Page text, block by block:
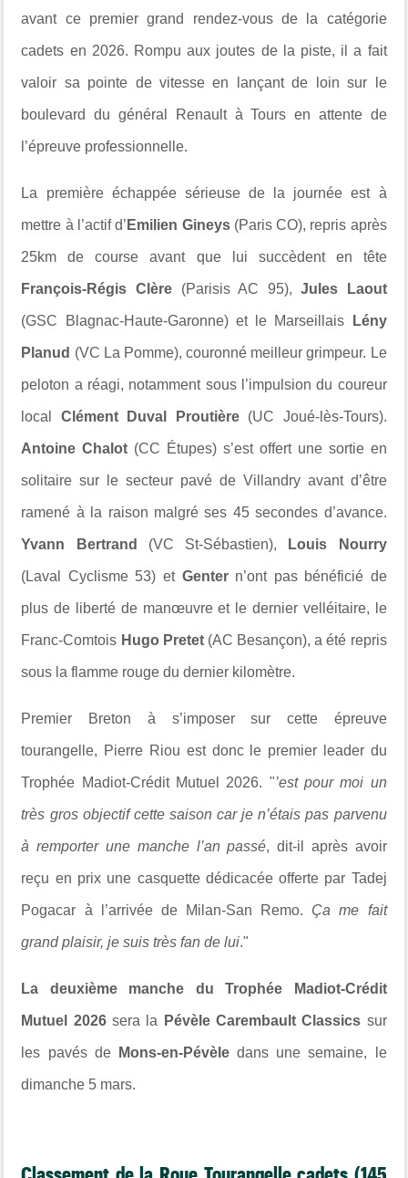
avant ce premier grand rendez-vous de la catégorie
cadets en 2026. Rompu aux joutes de la piste, il a fait
valoir sa pointe de vitesse en lançant de loin sur le
boulevard du général Renault à Tours en attente de
l’épreuve professionnelle.
La première échappée sérieuse de la journée est à
mettre à l’actif d’ Emilien Gineys (Paris CO), repris après
25km de course avant que lui succèdent en tête
François-Régis Clère (Parisis AC 95),Jules Laout
(GSC Blagnac-Haute-Garonne) et le Marseillais Lény
Planud (VC La Pomme), couronné meilleur grimpeur. Le
peloton a réagi, notamment sous l’impulsion du coureur
local Clément Duval Proutière (UC Joué-lès-Tours).
Antoine Chalot (CC Étupes) s’est offert une sortie en
solitaire sur le secteur pavé de Villandry avant d’être
ramené à la raison malgré ses 45 secondes d’avance.
Yvann Bertrand (VC St-Sébastien), Louis Nourry
(Laval Cyclisme 53) et Genter n’ont pas bénéficié de
plus de liberté de manœuvre et le dernier velléitaire, le
Franc-Comtois Hugo Pretet (AC Besançon), a été repris
sous la flamme rouge du dernier kilomètre.
Premier Breton à s’imposer sur cette épreuve
tourangelle, Pierre Riou est donc le premier leader du
Trophée Madiot-Crédit Mutuel 2026. "’est pour moi un
très gros objectif cette saison car je n’étais pas parvenu
à remporter une manche l’an passé, dit-il après avoir
reçu en prix une casquette dédicacée offerte par Tadej
Pogacar à l’arrivée de Milan-San Remo. Ça me fait
grand plaisir, je suis très fan de lui."
La deuxième manche du Trophée Madiot-Crédit
Mutuel 2026sera la Pévèle Carembault Classics sur
les pavés de Mons-en-Pévèledans une semaine, le
dimanche 5 mars.
Classement de la Roue Tourangelle cadets (145